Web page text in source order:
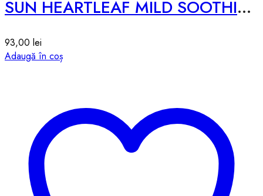
SUN HEARTLEAF MILD SOOTHING – 50g
93,00 lei
Adaugă în coș